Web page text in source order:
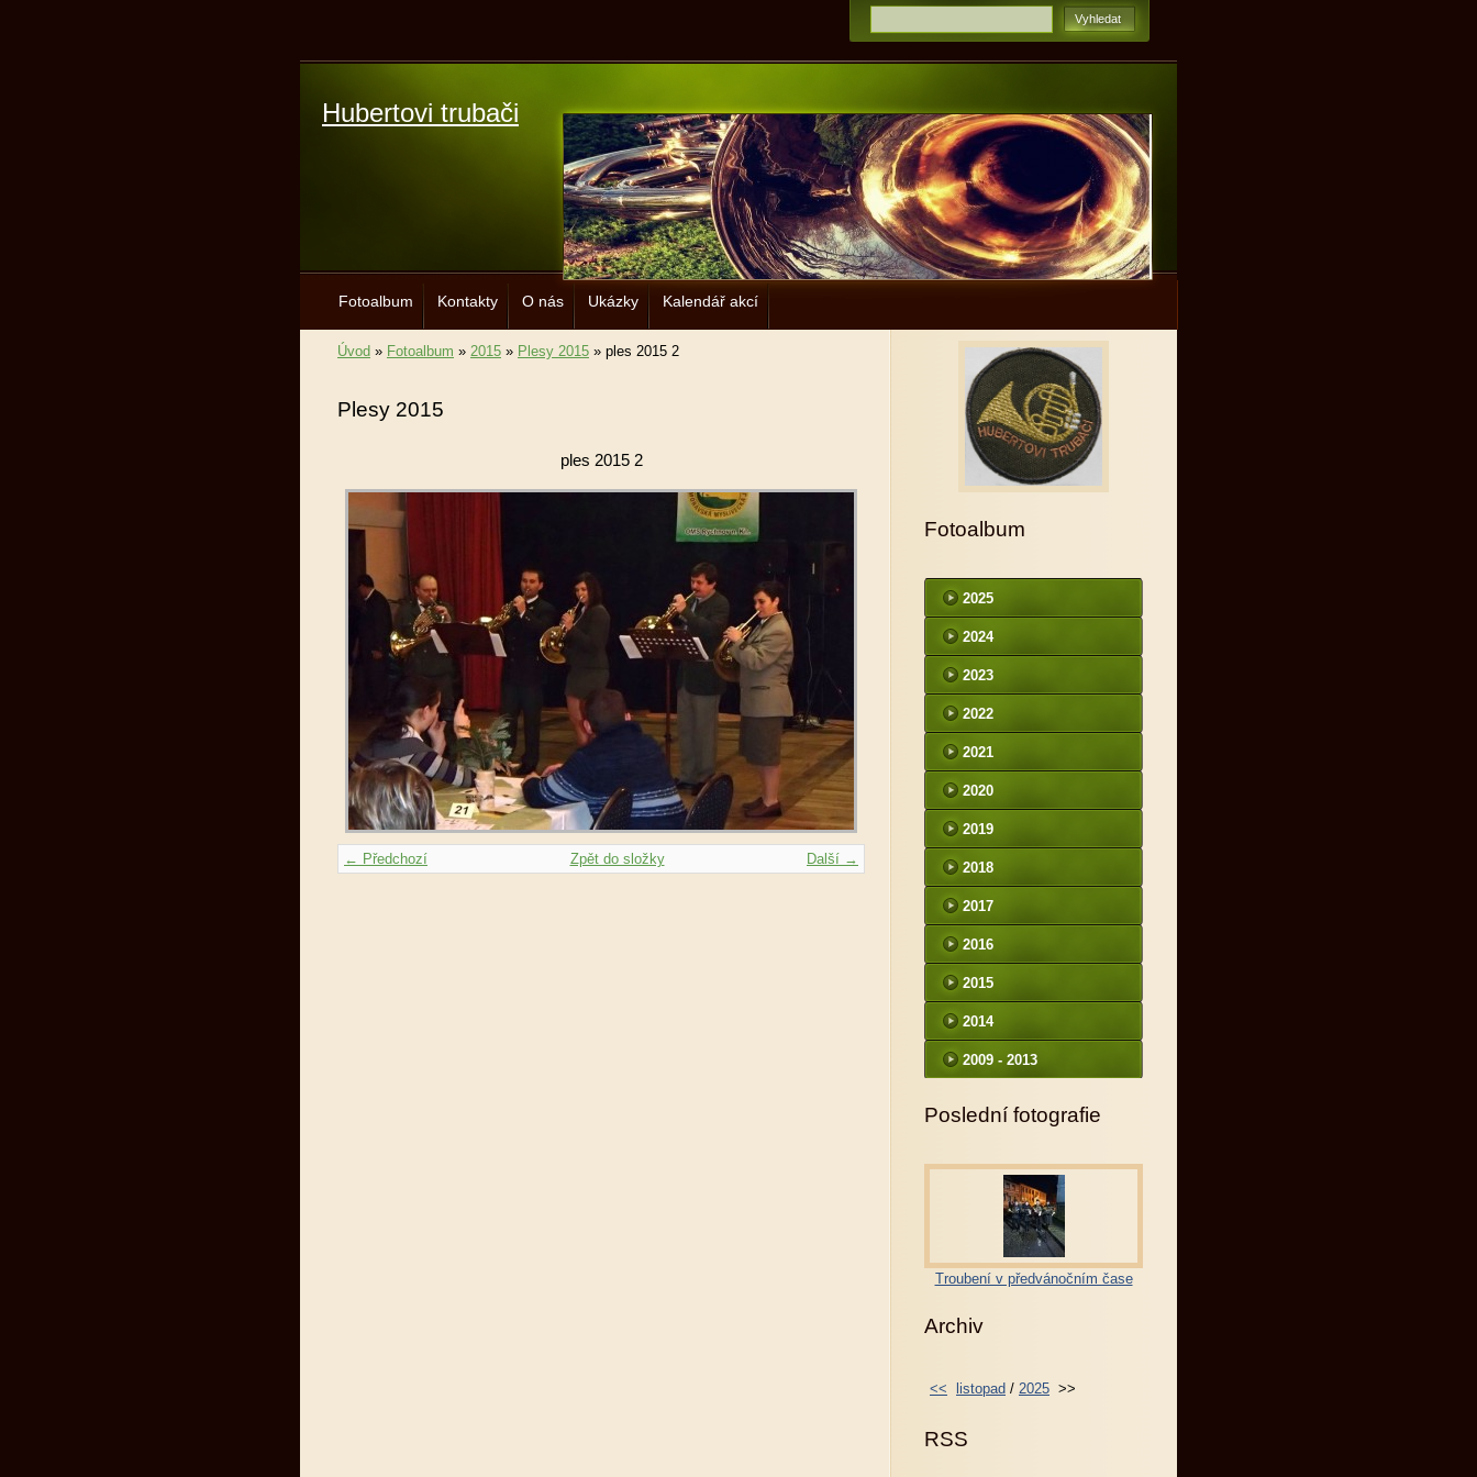
Hubertovi trubači
Fotoalbum Kontakty O nás Ukázky Kalendář akcí
Úvod » Fotoalbum » 2015 » Plesy 2015 » ples 2015 2
Plesy 2015
ples 2015 2
← Předchozí Další →
Zpět do složky
Fotoalbum
2025
2024
2023
2022
2021
2020
2019
2018
2017
2016
2015
2014
2009 - 2013
Poslední fotografie
Troubení v předvánočním čase
Archiv
<< listopad / 2025 >>
RSS